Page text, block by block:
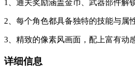
1、通关奖励涵盖金币、武器部件解
2、每个角色都具备独特的技能与属
3、精致的像素风画面，配上富有动
详细信息